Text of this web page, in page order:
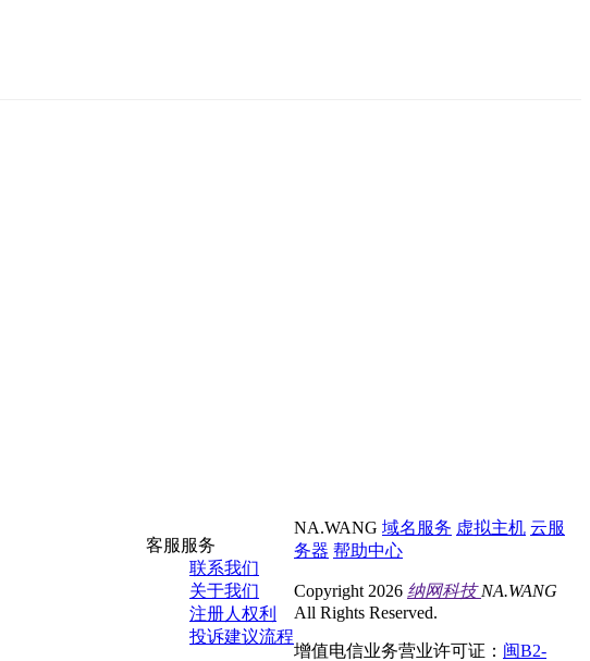
客服服务
联系我们
关于我们
注册人权利
投诉建议流程
NA.WANG 域名服务 虚拟主机 云服
务器 帮助中心
Copyright 2026 纳网科技NA.WANG
All Rights Reserved.
增值电信业务营业许可证： 闽B2-